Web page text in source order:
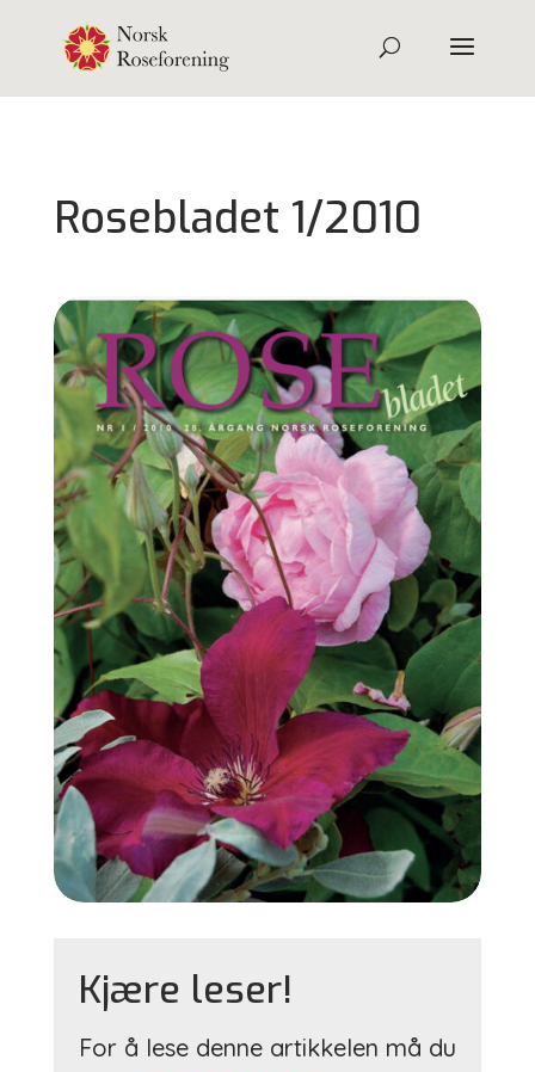
Rosebladet 1/2010
Kjære leser!
For å lese denne artikkelen må du